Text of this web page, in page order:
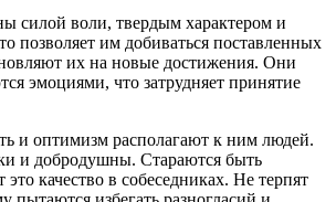
силой воли, твердым характером и
позволяет им добиваться поставленных
их на новые достижения. Они
эмоциями, что затрудняет принятие
и оптимизм располагают к ним людей.
и добродушны. Стараются быть
качество в собеседниках. Не терпят